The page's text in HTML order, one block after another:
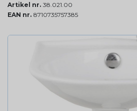
Artikel nr. 38.021.00
EAN nr. 8710735757385